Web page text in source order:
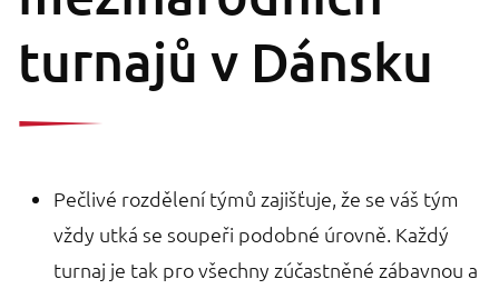
turnajů v Dánsku
Pečlivé rozdělení týmů zajišťuje, že se váš tým
vždy utká se soupeři podobné úrovně. Každý
turnaj je tak pro všechny zúčastněné zábavnou a